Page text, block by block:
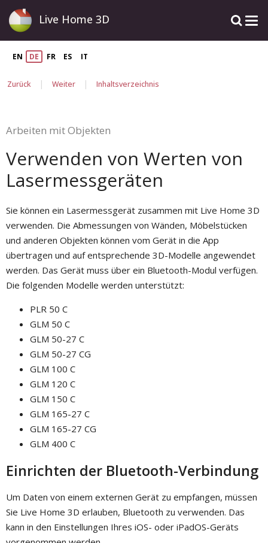
Live Home 3D
EN DE FR ES IT
Zurück | Weiter | Inhaltsverzeichnis
Arbeiten mit Objekten
Verwenden von Werten von
Lasermessgeräten
Sie können ein Lasermessgerät zusammen mit Live Home 3D
verwenden. Die Abmessungen von Wänden, Möbelstücken
und anderen Objekten können vom Gerät in die App
übertragen und auf entsprechende 3D-Modelle angewendet
werden. Das Gerät muss über ein Bluetooth-Modul verfügen.
Die folgenden Modelle werden unterstützt:
PLR 50 C
GLM 50 C
GLM 50-27 C
GLM 50-27 CG
GLM 100 C
GLM 120 C
GLM 150 C
GLM 165-27 C
GLM 165-27 CG
GLM 400 C
Einrichten der Bluetooth-Verbindung
Um Daten von einem externen Gerät zu empfangen, müssen
Sie Live Home 3D erlauben, Bluetooth zu verwenden. Das
kann in den Einstellungen Ihres iOS- oder iPadOS-Geräts